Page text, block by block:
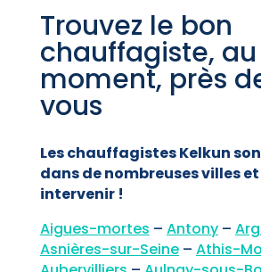
Trouvez le bon
chauffagiste,
moment, près
vous
Les chauffagistes Kelkun
dans de nombreuses villes
intervenir !
Aigues-mortes – Antony–
Asnières-sur-Seine– Athis-